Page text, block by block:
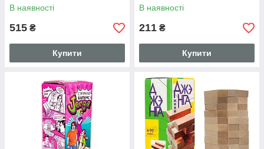
В наявності
515 ₴
Купити
В наявності
211 ₴
Купити